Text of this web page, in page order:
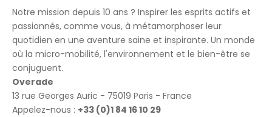
Notre mission depuis 10 ans ? Inspirer les esprits actifs et
passionnés, comme vous, à métamorphoser leur
quotidien en une aventure saine et inspirante. Un monde
où la micro-mobilité, l'environnement et le bien-être se
conjuguent.
Overade
13 rue Georges Auric - 75019 Paris - France
Appelez-nous : +33 (0)1 84 16 10 29